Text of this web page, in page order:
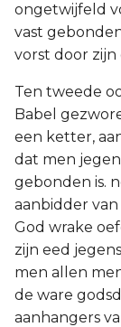
ongetwijfeld
vast
vorst door
Ten tweede
Babel
een ketter,
dat men
gebonden is.
aanbidder
God wrake
zijn eed
men allen
de ware
aanhangers